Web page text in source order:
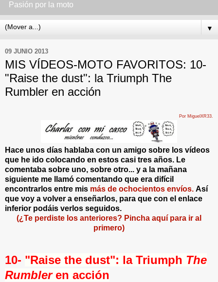
Pasión por la moto
▼
09 JUNIO 2013
MIS VÍDEOS-MOTO FAVORITOS: 10-
"Raise the dust": la Triumph The
Rumbler en acción
Por MiguelXR33.
Hace unos días hablaba con un amigo sobre los vídeos
que he ido colocando en estos casi tres años. Le
comentaba sobre uno, sobre otro... y a la mañana
siguiente me llamó comentando que era difícil
encontrarlos entre mis más de ochocientos envíos. Así
que voy a volver a enseñarlos, para que con el enlace
inferior podáis verlos seguidos.
(¿Te perdiste los anteriores? Pincha aquí para ir al
primero)
10- "Raise the dust": la Triumph The
Rumbleren acción